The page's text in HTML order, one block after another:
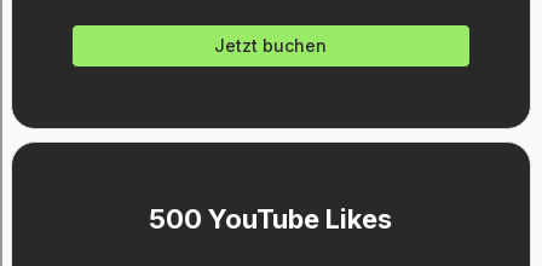
Jetzt buchen
500 YouTube Likes